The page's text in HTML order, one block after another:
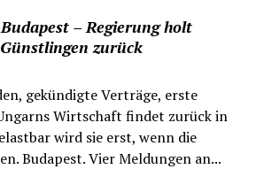
– Regierung holt
zurück
gekündigte Verträge, erste
Wirtschaft findet zurück in
wird sie erst, wenn die
Budapest. Vier Meldungen an...